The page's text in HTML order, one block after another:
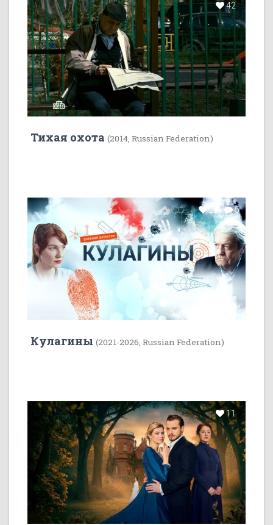
42
Тихая охота (2014, Russian Federation)
22 5
Кулагины (2021-2026, Russian Federation)
11